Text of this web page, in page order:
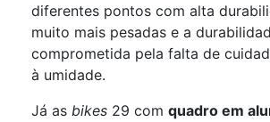
diferentes pontos com alta
muito mais pesadas e a
comprometida pela falta de
à umidade.
Já as bikes 29 com quadro em